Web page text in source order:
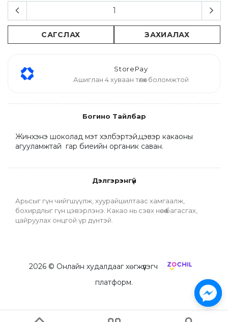
САГСЛАХ ЗАХИАЛАХ
StorePay
Ашиглан 4 хуваан төлөх боломжтой
Богино Тайлбар
Жинхэнэ шоколад мэт хэлбэртэй,цэвэр какаоны
агууламжтай  гар биеийн органик саван.
Дэлгэрэнгүй
Арьсыг гүн чийгшүүлж, хуурайшилтаас хамгаалж,
бохирдлыг гүн цэвэрлэнэ. Какао нь сэвх нөсөө багасгах,
цайруулах онцгой үр дүнтэй.
2026© Онлайн худалдааг хөгжүүлэгч
платформ.